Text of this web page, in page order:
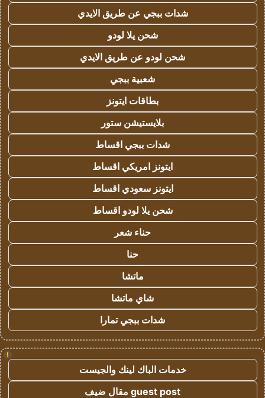
شدات ببجي عن طريق الايدي
شحن يلا لودو
شحن لودو عن طريق الايدي
شعبية ببجي
بطاقات ايتونز
بلايستيشن ستور
شدات ببجي اقساط
ايتونز امريكي اقساط
ايتونز سعودي اقساط
شحن يلا لودو اقساط
حناء شعر
حنا
ماتشا
شاي ماتشا
شدات ببجي تمارا
!
خدمات الباك لينك والجيست
guest post مقال ضيف